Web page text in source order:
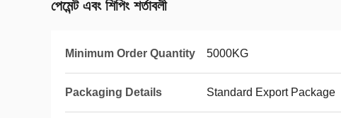
পেমেন্ট এবং শিপিং শর্তাবলী
Minimum Order Quantity 5000KG
Packaging Details Standard Export Package